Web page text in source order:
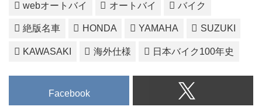
webオートバイ オートバイ バイク
絶版名車 HONDA YAMAHA SUZUKI
KAWASAKI 海外仕様 日本バイク100年史
Facebook